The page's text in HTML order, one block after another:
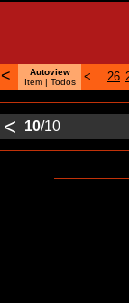
<
Autoview
Item | Todos < 26
< 10/10